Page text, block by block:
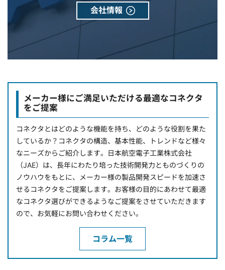
会社情報
メーカー様にご満足いただける最適なコネクタ
をご提案
コネクタとはどのような機能を持ち、どのような役割を果た
しているか？コネクタの構造、基本性能、トレンドなど様々
なニーズからご紹介します。日本航空電子工業株式会社
（JAE）は、長年にわたり培った技術開発力とものづくりの
ノウハウをもとに、メーカー様の製品開発スピードを加速さ
せるコネクタをご提案します。お客様の目的にあわせて最適
なコネクタ選びができるようなご提案をさせていただきます
ので、お気軽にお問い合わせください。
コラム一覧